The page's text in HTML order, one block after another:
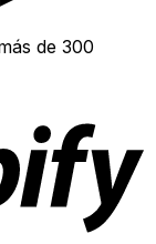
de 300